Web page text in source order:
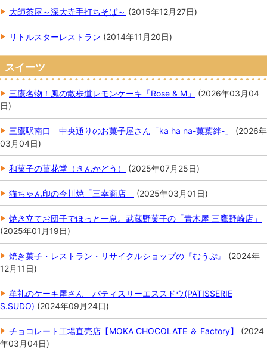
大師茶屋～深大寺手打ちそば～ (2015年12月27日)
リトルスターレストラン (2014年11月20日)
スイーツ
三鷹名物！風の散歩道レモンケーキ「Rose & M」 (2026年03月04
日)
三鷹駅南口 中央通りのお菓子屋さん「ka ha na-菓葉絆-」 (2026年
03月04日)
和菓子の菫花堂（きんかどう） (2025年07月25日)
猫ちゃん印の今川焼「三幸商店」 (2025年03月01日)
焼き立てお団子でほっと一息。武蔵野菓子の「青木屋 三鷹野崎店」
(2025年01月19日)
焼き菓子・レストラン・リサイクルショップの『むうぷ』 (2024年
12月11日)
牟礼のケーキ屋さん パティスリーエススドウ(PATISSERIE
S.SUDO) (2024年09月24日)
チョコレート工場直売店【MOKA CHOCOLATE ＆ Factory】 (2024
年03月04日)